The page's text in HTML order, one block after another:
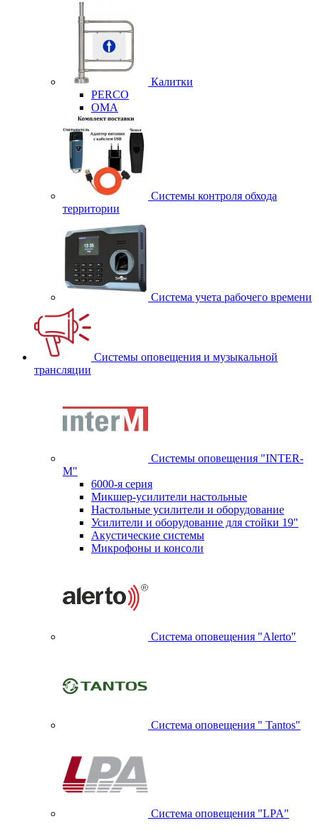
Калитки
PERCO
OMA
Системы контроля обхода
территории
Система учета рабочего времени
Системы оповещения и музыкальной
трансляции
Системы оповещения "INTER-
M"
6000-я серия
Микшер-усилители настольные
Настольные усилители и оборудование
Усилители и оборудование для стойки 19"
Акустические системы
Микрофоны и консоли
Система оповещения "Alerto"
Система оповещения " Tantos"
Система оповещения "LPA"